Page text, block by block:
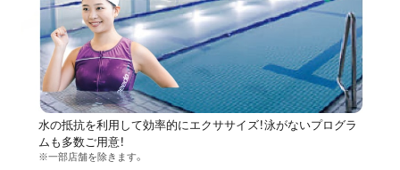
水の抵抗を利用して効率的にエクササイズ！泳がないプログラ
ムも多数ご用意！
※一部店舗を除きます。